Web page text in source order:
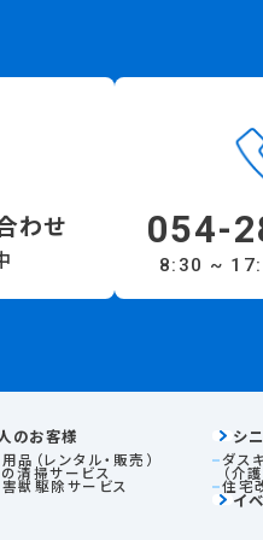
わせ 054-
8:30 ~
のお客様
品（レンタル・販売）
清掃サービス
獣駆除サービス
シ
ダス
（介
住宅
イ